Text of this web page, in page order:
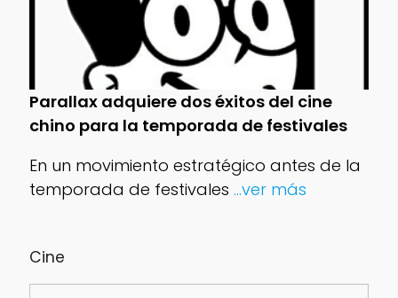
Cine
Parallax adquiere dos éxitos del cine
chino para la temporada de festivales
En un movimiento estratégico antes de la
temporada de festivales ...ver más